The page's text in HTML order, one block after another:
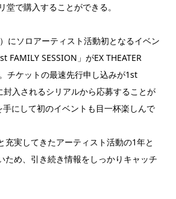
堂で購入することができる。
にソロアーティスト活動初となるイベン
FAMILY SESSION」がEX THEATER
チケットの最速先行申し込みが1st
入されるシリアルから応募することが
にして初のイベントも目一杯楽しんで
充実してきたアーティスト活動の1年と
ため、引き続き情報をしっかりキャッチ